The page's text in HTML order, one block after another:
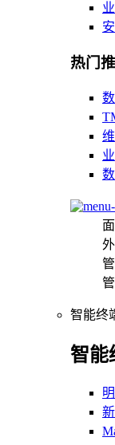
热门
智能终
智能